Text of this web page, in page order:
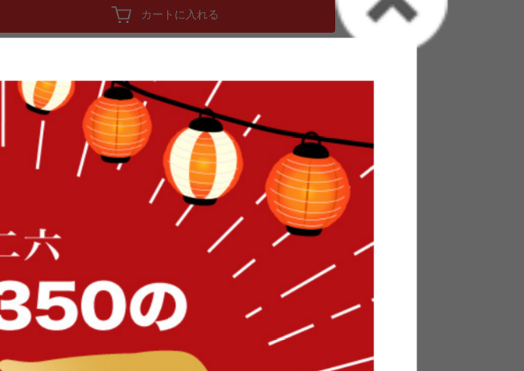
カートに入れる
160cm×190cm こたつ布団 こたつ掛け布団 掛け布団 長方形 洗える 省スペース 省ス
ペースタイプ おしゃれ 無地 くすみカラー ニュアンスカラー 抗菌防臭 キルティング
極上の触り心地のフェイクファーが大人可愛い「La Pierce(ラピアス)」シリーズのこ
たつ布団。表地にはフィラメント糸でふわふわなフェイクファーを使用しています。
裏地には柔らかく、肌触りの良いフランネル生地を使用しています。2種類の素材を機
能に合わせて使い分けており、12種類の触り心地を楽しめる点も嬉しいポイントで
す。キルティング加工を施しているので、立体感のある豊かな表情がついており、中
わたのズレも防ぐことができます。